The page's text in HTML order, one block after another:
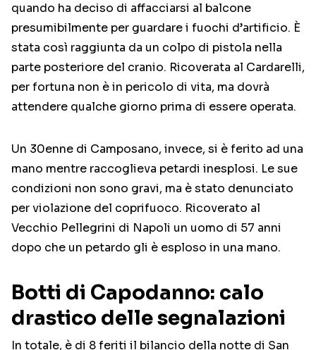
quando ha deciso di affacciarsi al balcone
presumibilmente per guardare i fuochi d’artificio. È
stata così raggiunta da un colpo di pistola nella
parte posteriore del cranio. Ricoverata al Cardarelli,
per fortuna non è in pericolo di vita, ma dovrà
attendere qualche giorno prima di essere operata.
Un 30enne di Camposano, invece, si è ferito ad una
mano mentre raccoglieva petardi inesplosi. Le sue
condizioni non sono gravi, ma è stato denunciato
per violazione del coprifuoco. Ricoverato al
Vecchio Pellegrini di Napoli un uomo di 57 anni
dopo che un petardo gli è esploso in una mano.
Botti di Capodanno: calo
drastico delle segnalazioni
In totale, è di 8 feriti il bilancio della notte di San